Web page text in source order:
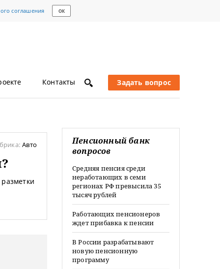
соглашения ОК
Контакты Задать вопрос
Авто
Пенсионный банк
вопросов
Средняя пенсия среди
неработающих в семи
регионах РФ превысила 35
тысяч рублей
Работающих пенсионеров
ждет прибавка к пенсии
В России разрабатывают
новую пенсионную
программу